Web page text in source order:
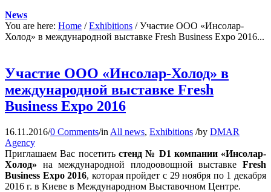
News
You are here: Home / Exhibitions / Участие ООО «Инсолар-
Холод» в международной выставке Fresh Business Expo 2016...
Участие ООО «Инсолар-Холод» в
международной выставке Fresh
Business Expo 2016
16.11.2016/0 Comments/in All news, Exhibitions /by DMAR
Agency
Приглашаем Вас посетить стенд № D1 компании «Инсолар-
Холод» на международной плодоовощной выставке Fresh
Business Expo2016, которая пройдет с 29 ноября по 1 декабря
2016 г. в Киеве в Международном Выставочном Центре.